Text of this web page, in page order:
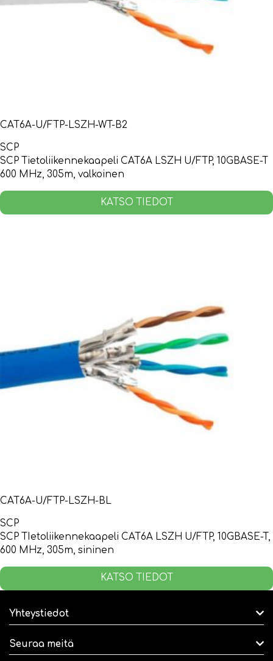
CAT6A-U/FTP-LSZH-WT-B2
SCP
SCP Tietoliikennekaapeli CAT6A LSZH U/FTP, 10GBASE-T
600 MHz, 305m, valkoinen
KATSO TIEDOT
CAT6A-U/FTP-LSZH-BL
SCP
SCP TIetoliikennekaapeli CAT6A LSZH U/FTP, 10GBASE-T,
600 MHz, 305m, sininen
KATSO TIEDOT
Yhteystiedot
Seuraa meitä